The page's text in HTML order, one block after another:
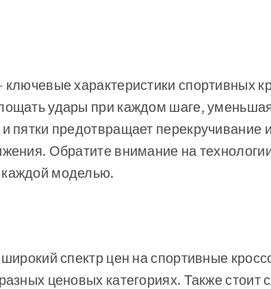
характеристики спортивных
удары при каждом шаге, уменьшая
пятки предотвращает перекручивание
Обратите внимание на
моделью.
спектр цен на спортивные
ценовых категориях. Также стоит